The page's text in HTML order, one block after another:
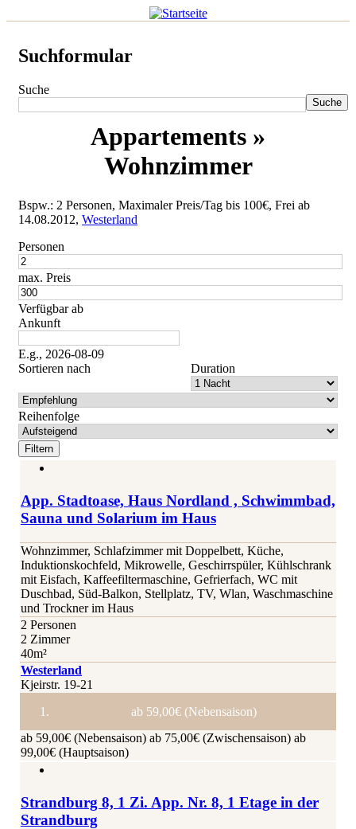
Suchformular
Suche
Appartements »
Wohnzimmer
Bspw.: 2 Personen, Maximaler Preis/Tag bis 100€, Frei ab
14.08.2012, Westerland
Personen
max. Preis
Verfügbar ab
Ankunft
E.g., 2026-08-09
Duration
Sortieren nach
Reihenfolge
App. Stadtoase, Haus Nordland , Schwimmbad,
Sauna und Solarium im Haus
Wohnzimmer, Schlafzimmer mit Doppelbett, Küche,
Induktionskochfeld, Mikrowelle, Geschirrspüler, Kühlschrank
mit Eisfach, Kaffeefiltermaschine, Gefrierfach, WC mit
Duschbad, Süd-Balkon, Stellplatz, TV, Wlan, Waschmaschine
und Trockner im Haus
2 Personen
2 Zimmer
40m²
Westerland
Kjeirstr. 19-21
ab 59,00€ (Nebensaison)
ab 59,00€ (Nebensaison) ab 75,00€ (Zwischensaison) ab
99,00€ (Hauptsaison)
Strandburg 8, 1 Zi. App. Nr. 8, 1 Etage in der
Strandburg